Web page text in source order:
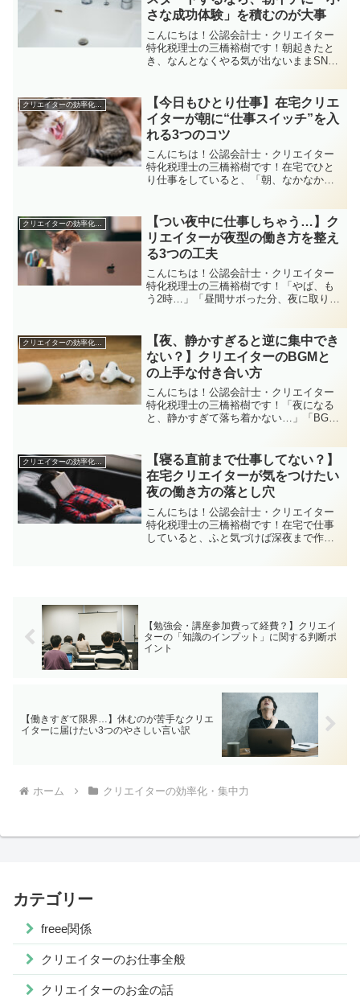
さな成功体験」を積むのが大事
こんにちは！公認会計士・クリエイター
特化税理士の三橋裕樹です！朝起きたと
き、なんとなくやる気が出ないままSNS
いための対策として、1日のスタートから
「小さな成功体験」を...
【今日もひとり仕事】在宅クリエ
イターが朝に“仕事スイッチ”を入
れる3つのコツ
こんにちは！公認会計士・クリエイター
特化税理士の三橋裕樹です！在宅でひと
り仕事をしていると、「朝、なかなかス
でもなく、時間の自由があるぶん、気づ
いたら午前中が終わってた...
【つい夜中に仕事しちゃう…】ク
リエイターが夜型の働き方を整え
る3つの工夫
こんにちは！公認会計士・クリエイター
特化税理士の三橋裕樹です！「やば、も
う2時…」「昼間サボった分、夜に取り返
か？フリーランスのクリエイターさんっ
て時間の縛りがないからこ...
クリエイターの効率化・集中力
【夜、静かすぎると逆に集中でき
ない？】クリエイターのBGMと
の上手な付き合い方
こんにちは！公認会計士・クリエイター
特化税理士の三橋裕樹です！「夜になる
と、静かすぎて落ち着かない…」「BGM
る環境”と“無音の環境”で迷う夜って、あ
りますよね。この...
クリエイターの効率化・集中力
【寝る直前まで仕事してない？】
在宅クリエイターが気をつけたい
夜の働き方の落とし穴
こんにちは！公認会計士・クリエイター
特化税理士の三橋裕樹です！在宅で仕事
していると、ふと気づけば深夜まで作業
【勉強会・講座参加費って経費？】クリエイ
ターの「知識のインプット」に関する判断ポ
イント
【働きすぎて限界…】休むのが苦手なクリエ
イターに届けたい3つのやさしい言い訳
ホーム クリエイターの効率化・集中力
カテゴリー
freee関係
クリエイターのお仕事全般
クリエイターのお金の話